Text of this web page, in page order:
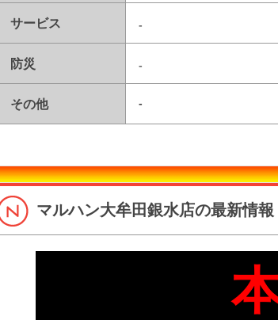
サービス -
防災 -
その他 -
マルハン大牟田銀水店の最新情報